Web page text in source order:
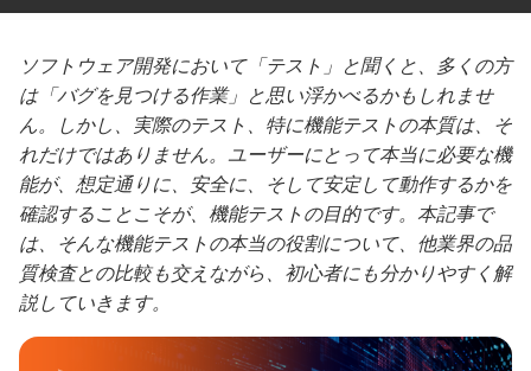
ソフトウェア開発において「テスト」と聞くと、多くの方
は「バグを見つける作業」と思い浮かべるかもしれませ
ん。しかし、実際のテスト、特に機能テストの本質は、そ
れだけではありません。ユーザーにとって本当に必要な機
能が、想定通りに、安全に、そして安定して動作するかを
確認することこそが、機能テストの目的です。本記事で
は、そんな機能テストの本当の役割について、他業界の品
質検査との比較も交えながら、初心者にも分かりやすく解
説していきます。